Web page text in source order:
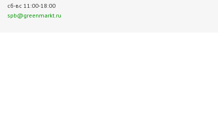
сб-вс 11:00-18:00
spb@greenmarkt.ru